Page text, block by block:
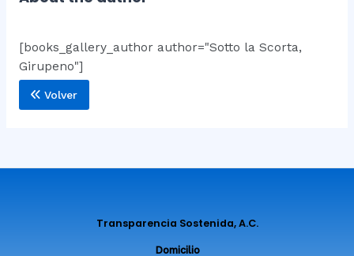
[books_gallery_author author="Sotto la Scorta,
Girupeno"]
Volver
Transparencia Sostenida, A.C.
Domicilio